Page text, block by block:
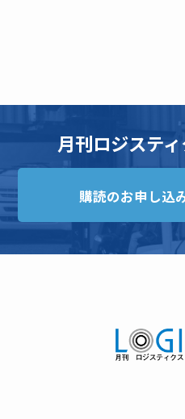
月刊ロジステ
購読のお申し込